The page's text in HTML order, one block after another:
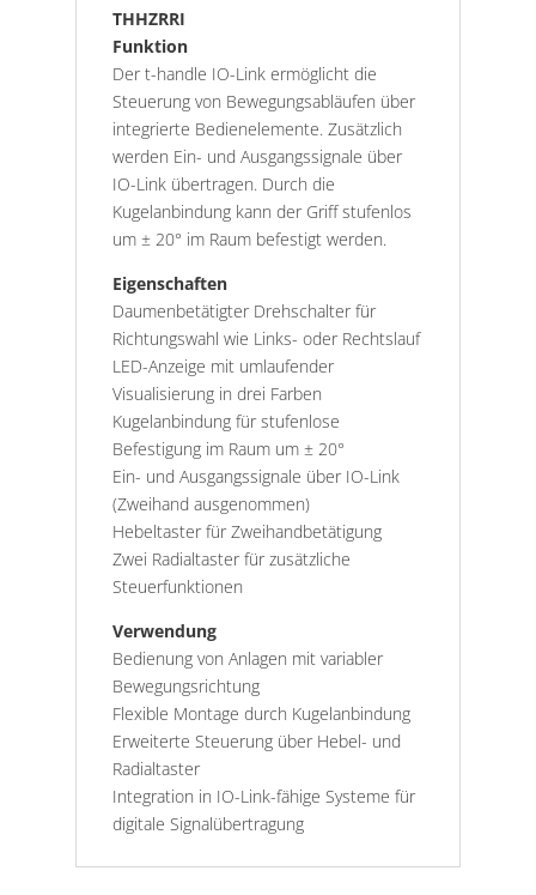
THHZRRI
Funktion
Der t-handle IO-Link ermöglicht die
Steuerung von Bewegungsabläufen über
integrierte Bedienelemente. Zusätzlich
werden Ein- und Ausgangssignale über
IO-Link übertragen. Durch die
Kugelanbindung kann der Griff stufenlos
um ± 20° im Raum befestigt werden.
Eigenschaften
Daumenbetätigter Drehschalter für
Richtungswahl wie Links- oder Rechtslauf
LED-Anzeige mit umlaufender
Visualisierung in drei Farben
Kugelanbindung für stufenlose
Befestigung im Raum um ± 20°
Ein- und Ausgangssignale über IO-Link
(Zweihand ausgenommen)
Hebeltaster für Zweihandbetätigung
Zwei Radialtaster für zusätzliche
Steuerfunktionen
Verwendung
Bedienung von Anlagen mit variabler
Bewegungsrichtung
Flexible Montage durch Kugelanbindung
Erweiterte Steuerung über Hebel- und
Radialtaster
Integration in IO-Link-fähige Systeme für
digitale Signalübertragung